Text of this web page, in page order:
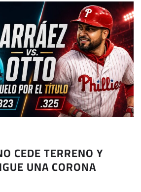
CEDE TERRENO Y
UNA CORONA